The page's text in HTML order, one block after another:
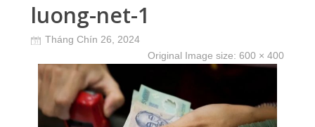
luong-net-1
Tháng Chín 26, 2024
Original Image size: 600 × 400